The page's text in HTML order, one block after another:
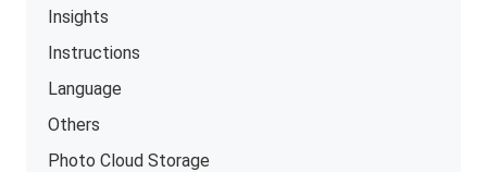
Insights
Instructions
Language
Others
Photo Cloud Storage